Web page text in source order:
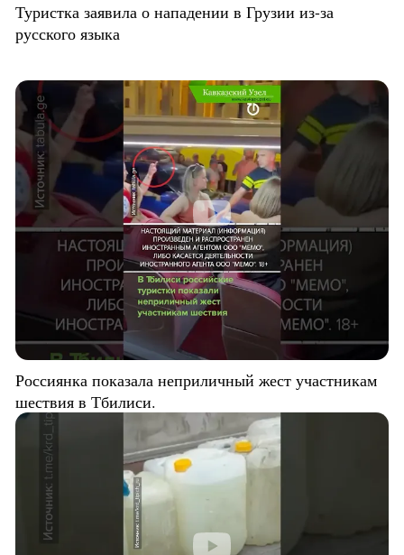
Туристка заявила о нападении в Грузии из-за
русского языка
Россиянка показала неприличный жест участникам
шествия в Тбилиси.